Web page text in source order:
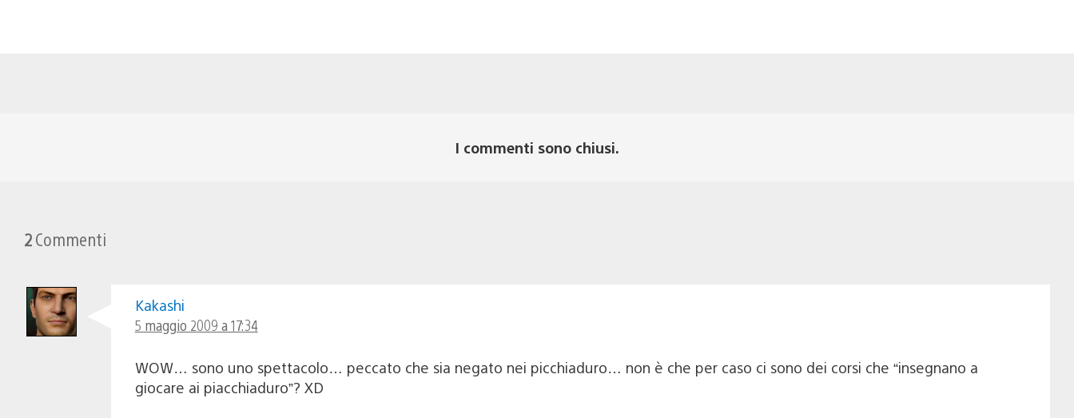
I commenti sono chiusi.
2Commenti
Kakashi
5 maggio 2009 a 17:34
WOW… sono uno spettacolo… peccato che sia negato nei picchiaduro… non è che per caso ci sono dei corsi che “insegnano a
giocare ai piacchiaduro”? XD